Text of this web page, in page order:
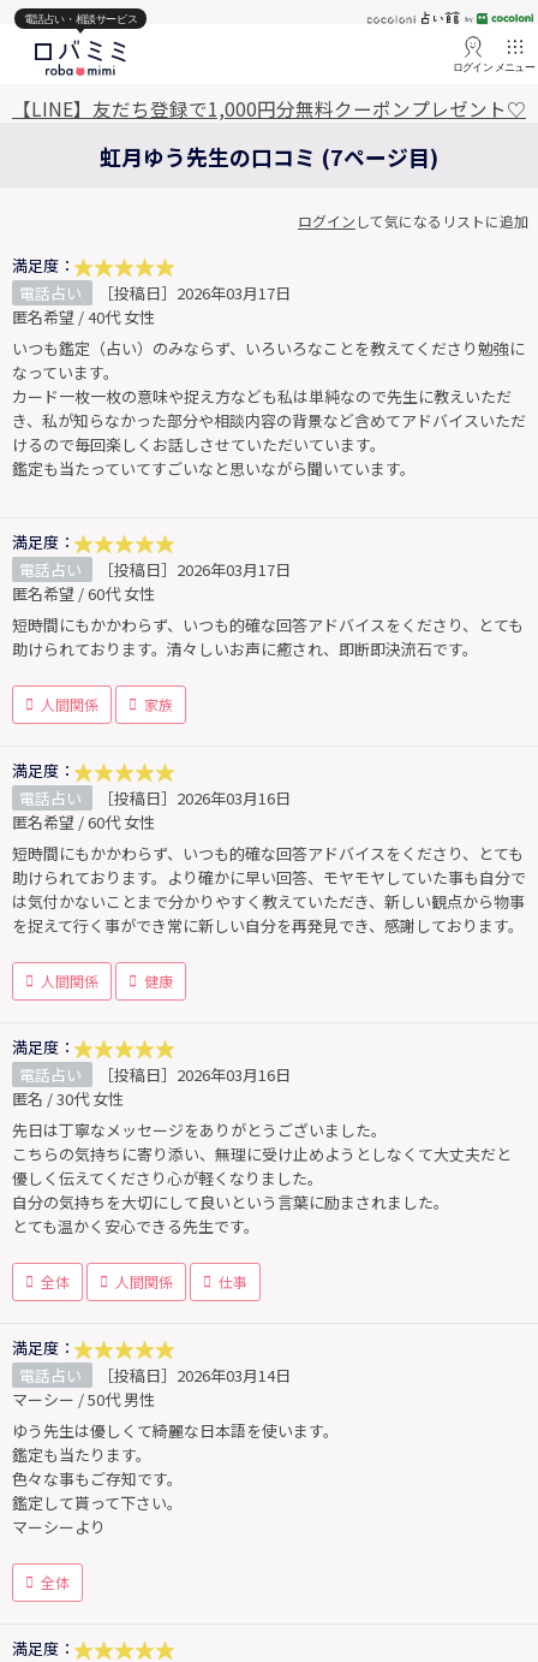
電話占い・相談サービス
ログイン メニュー
【LINE】友だち登録で1,000円分無料クーポンプレゼント♡
虹月ゆう先生の口コミ (7ページ目)
ログイン して気になるリストに追加
満足度：
電話占い
［投稿日］2026年03月17日
匿名希望 / 40代 女性
いつも鑑定（占い）のみならず、いろいろなことを教えてくださり勉強に
なっています。
カード一枚一枚の意味や捉え方なども私は単純なので先生に教えいただ
き、私が知らなかった部分や相談内容の背景など含めてアドバイスいただ
けるので毎回楽しくお話しさせていただいています。
鑑定も当たっていてすごいなと思いながら聞いています。
満足度：
電話占い
［投稿日］2026年03月17日
匿名希望 / 60代 女性
短時間にもかかわらず、いつも的確な回答アドバイスをくださり、とても
助けられております。清々しいお声に癒され、即断即決流石です。
人間関係 家族
満足度：
電話占い
［投稿日］2026年03月16日
匿名希望 / 60代 女性
短時間にもかかわらず、いつも的確な回答アドバイスをくださり、とても
助けられております。より確かに早い回答、モヤモヤしていた事も自分で
は気付かないことまで分かりやすく教えていただき、新しい観点から物事
を捉えて行く事ができ常に新しい自分を再発見でき、感謝しております。
人間関係 健康
満足度：
電話占い
［投稿日］2026年03月16日
匿名 / 30代 女性
先日は丁寧なメッセージをありがとうございました。
こちらの気持ちに寄り添い、無理に受け止めようとしなくて大丈夫だと
優しく伝えてくださり心が軽くなりました。
自分の気持ちを大切にして良いという言葉に励まされました。
とても温かく安心できる先生です。
全体 人間関係 仕事
満足度：
電話占い
［投稿日］2026年03月14日
マーシー / 50代 男性
ゆう先生は優しくて綺麗な日本語を使います。
鑑定も当たります。
色々な事もご存知です。
鑑定して貰って下さい。
マーシーより
全体
満足度：